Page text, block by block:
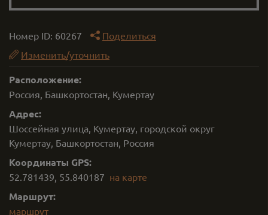
Номер ID: 60267
Поделиться
Изменить/уточнить
Расположение:
Россия, Башкортостан, Кумертау
Адрес:
Шоссейная улица, Кумертау, городской округ
Кумертау, Башкортостан, Россия
Координаты GPS:
52.781439, 55.840187 на карте
Маршрут:
маршрут